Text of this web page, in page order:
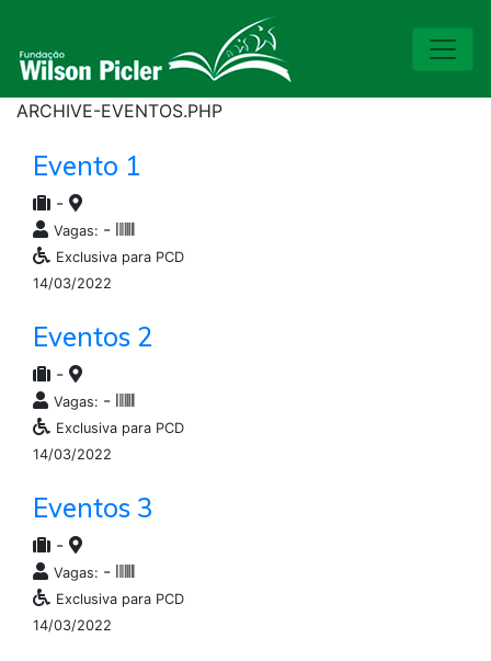
ARCHIVE-EVENTOS.PHP
Evento 1
-
Vagas: -
Exclusiva para PCD
14/03/2022
Eventos 2
-
Vagas: -
Exclusiva para PCD
14/03/2022
Eventos 3
-
Vagas: -
Exclusiva para PCD
14/03/2022